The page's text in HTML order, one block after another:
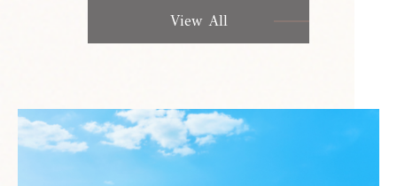
View All